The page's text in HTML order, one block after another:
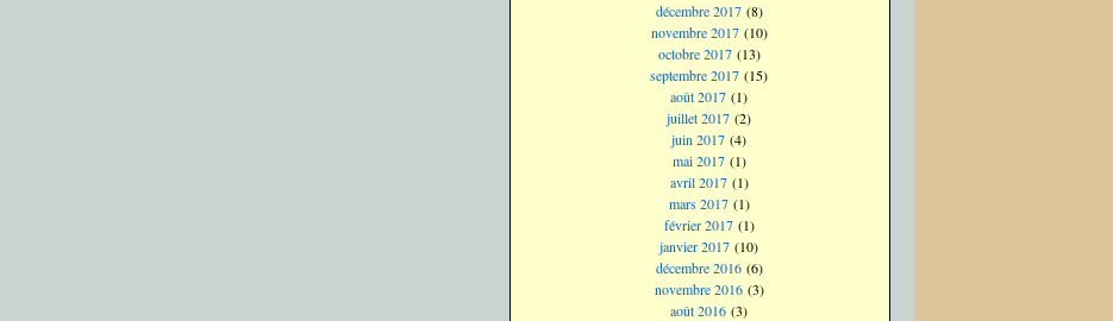
décembre 2017(8)
novembre 2017(10)
octobre 2017(13)
septembre 2017 (15)
août 2017 (1)
juillet 2017 (2)
juin 2017 (4)
mai 2017(1)
avril 2017(1)
mars 2017(1)
février 2017(1)
janvier 2017 (10)
décembre 2016(6)
novembre 2016(3)
août 2016 (3)